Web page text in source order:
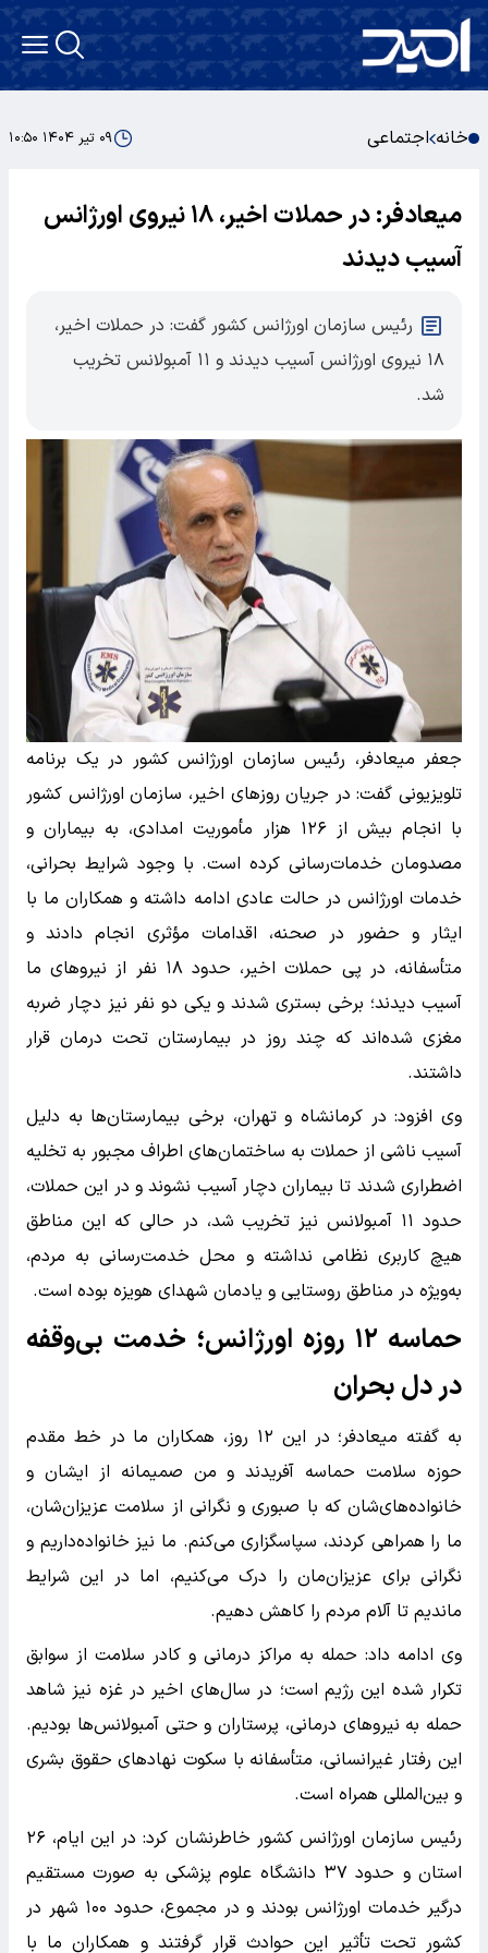
خانه اجتماعی ۰۹ تیر ۱۴۰۴ ۱۰:۵۰
میعادفر: در حملات اخیر، ۱۸ نیروی اورژانس
آسیب دیدند
رئیس سازمان اورژانس کشور گفت: در حملات اخیر،
۱۸ نیروی اورژانس آسیب دیدند و ۱۱ آمبولانس تخریب
شد.
جعفر میعادفر، رئیس سازمان اورژانس کشور در یک برنامه
تلویزیونی گفت: در جریان روز‌های اخیر، سازمان اورژانس کشور
با انجام بیش از ۱۲۶ هزار مأموریت امدادی، به بیماران و
مصدومان خدمات‌رسانی کرده است. با وجود شرایط بحرانی،
خدمات اورژانس در حالت عادی ادامه داشته و همکاران ما با
ایثار و حضور در صحنه، اقدامات مؤثری انجام دادند و
متأسفانه، در پی حملات اخیر، حدود ۱۸ نفر از نیرو‌های ما
آسیب دیدند؛ برخی بستری شدند و یکی دو نفر نیز دچار ضربه
مغزی شده‌اند که چند روز در بیمارستان تحت درمان قرار
داشتند.
وی افزود: در کرمانشاه و تهران، برخی بیمارستان‌ها به دلیل
آسیب ناشی از حملات به ساختمان‌های اطراف مجبور به تخلیه
اضطراری شدند تا بیماران دچار آسیب نشوند و در این حملات،
حدود ۱۱ آمبولانس نیز تخریب شد، در حالی که این مناطق
هیچ کاربری نظامی نداشته و محل خدمت‌رسانی به مردم،
به‌ویژه در مناطق روستایی و یادمان شهدای هویزه بوده است.
حماسه ۱۲ روزه اورژانس؛ خدمت بی‌وقفه
در دل بحران
به گفته میعادفر؛ در این ۱۲ روز، همکاران ما در خط مقدم
حوزه سلامت حماسه آفریدند و من صمیمانه از ایشان و
خانواده‌های‌شان که با صبوری و نگرانی از سلامت عزیزان‌شان،
ما را همراهی کردند، سپاسگزاری می‌کنم. ما نیز خانواده‌داریم و
نگرانی برای عزیزان‌مان را درک می‌کنیم، اما در این شرایط
ماندیم تا آلام مردم را کاهش دهیم.
وی ادامه داد: حمله به مراکز درمانی و کادر سلامت از سوابق
تکرار شده این رژیم است؛ در سال‌های اخیر در غزه نیز شاهد
حمله به نیرو‌های درمانی، پرستاران و حتی آمبولانس‌ها بودیم.
این رفتار غیرانسانی، متأسفانه با سکوت نهاد‌های حقوق بشری
و بین‌المللی همراه است.
رئیس سازمان اورژانس کشور خاطرنشان کرد: در این ایام، ۲۶
استان و حدود ۳۷ دانشگاه علوم پزشکی به صورت مستقیم
درگیر خدمات اورژانس بودند و در مجموع، حدود ۱۰۰ شهر در
کشور تحت تأثیر این حوادث قرار گرفتند و همکاران ما با